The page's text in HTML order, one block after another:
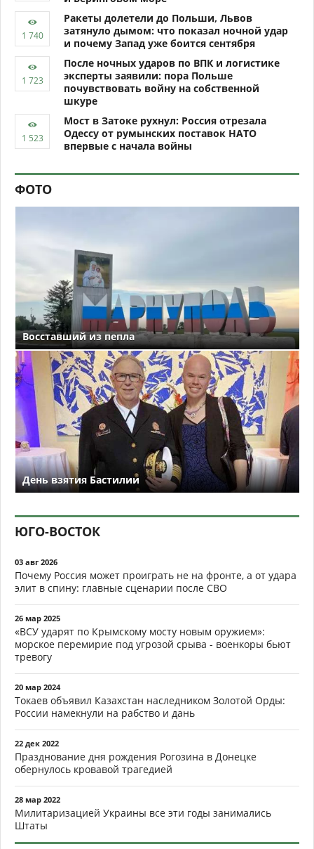
Ракеты долетели до Польши, Львов
затянуло дымом: что показал ночной удар
и почему Запад уже боится сентября
После ночных ударов по ВПК и логистике
эксперты заявили: пора Польше
почувствовать войну на собственной
шкуре
Мост в Затоке рухнул: Россия отрезала
Одессу от румынских поставок НАТО
впервые с начала войны
ФОТО
Восставший из пепла
День взятия Бастилии
ЮГО-ВОСТОК
03 авг 2026
Почему Россия может проиграть не на фронте, а от удара
элит в спину: главные сценарии после СВО
26 мар 2025
«ВСУ ударят по Крымскому мосту новым оружием»:
морское перемирие под угрозой срыва - военкоры бьют
тревогу
20 мар 2024
Токаев объявил Казахстан наследником Золотой Орды:
России намекнули на рабство и дань
22 дек 2022
Празднование дня рождения Рогозина в Донецке
обернулось кровавой трагедией
28 мар 2022
Милитаризацией Украины все эти годы занимались
Штаты